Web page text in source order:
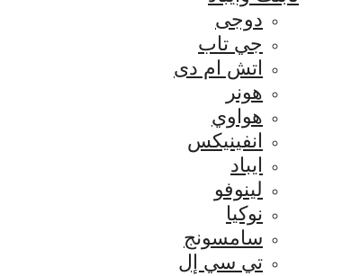
دوجى
جي تاب
اتش ام دى
هونر
هواوي
انفينيكس
ايباد
لينوفو
نوكيا
سامسونج
تي سي إل